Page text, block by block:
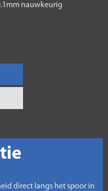
nauwkeurig
direct langs het spoor in